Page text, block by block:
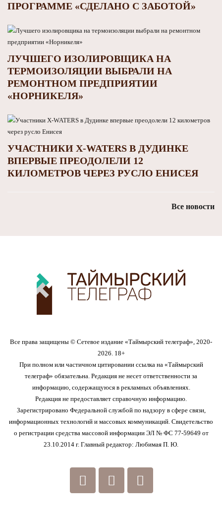
ПРОГРАММЕ «СДЕЛАНО С ЗАБОТОЙ»
ЛУЧШЕГО ИЗОЛИРОВЩИКА НА
ТЕРМОИЗОЛЯЦИИ ВЫБРАЛИ НА
РЕМОНТНОМ ПРЕДПРИЯТИИ
«НОРНИКЕЛЯ»
УЧАСТНИКИ X-WATERS В ДУДИНКЕ
ВПЕРВЫЕ ПРЕОДОЛЕЛИ 12
КИЛОМЕТРОВ ЧЕРЕЗ РУСЛО ЕНИСЕЯ
Все новости
Все права защищены © Сетевое издание «Таймырский телеграф», 2020-
2026. 18+
При полном или частичном цитировании ссылка на «Таймырский
телеграф» обязательна. Редакция не несет ответственности за
информацию, содержащуюся в рекламных объявлениях.
Редакция не предоставляет справочную информацию.
Зарегистрировано Федеральной службой по надзору в сфере связи,
информационных технологий и массовых коммуникаций. Свидетельство
о регистрации средства массовой информации ЭЛ № ФС 77-59649 от
23.10.2014 г. Главный редактор: Любимая П. Ю.